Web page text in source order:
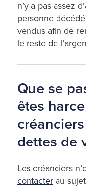
n’y a pas assez
personne
vendus afin de
le reste de
Que se
êtes
dettes de
Les créanciers
contacter au